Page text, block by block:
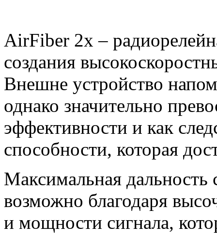
AirFiber 2x –
создания
Внешне устройство
однако значительно
эффективности и как
способности, которая
Максимальная дальность
возможно благодаря
и мощности сигнала,